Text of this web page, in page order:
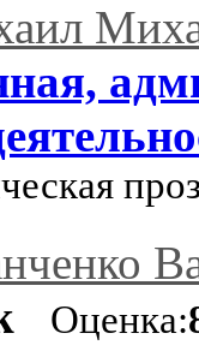
Оценка: